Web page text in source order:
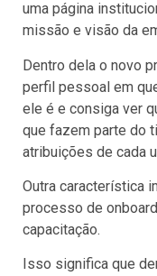
uma página
missão e visão da
Dentro dela o novo
perfil pessoal em
ele é e consiga ver
que fazem parte do
atribuições de cada
Outra característica
processo de
capacitação.
Isso significa que